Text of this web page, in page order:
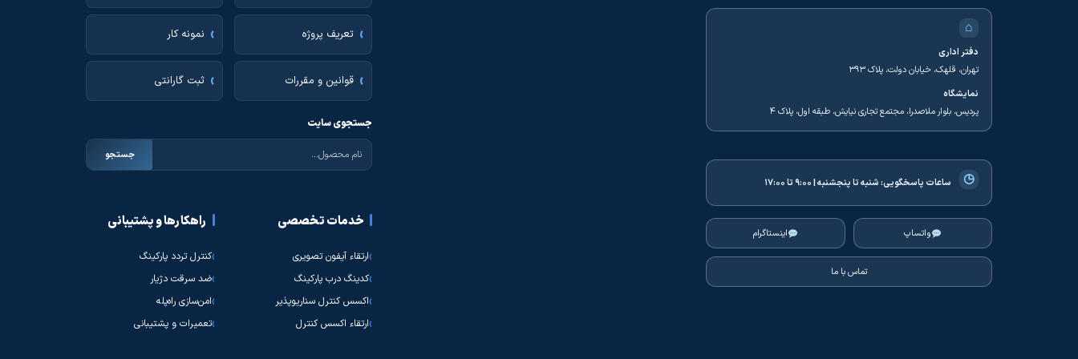
⌂
دفتر اداری
تهران، قلهک، خیابان دولت، پلاک ۳۹۳
نمایشگاه
پردیس، بلوار ملاصدرا، مجتمع تجاری نیایش، طبقه اول، پلاک ۴
◷ ساعات پاسخگویی:شنبه تا پنجشنبه | ۹:۰۰ تا ۱۷:۰۰
واتساپ اینستاگرام
تماس با ما
تعریف پروژه نمونه کار
قوانین و مقررات ثبت گارانتی
جستجوی سایت
جستجو
خدمات تخصصی
ارتقاء آیفون تصویری
کدینگ درب پارکینگ
اکسس کنترل سناریوپذیر
ارتقاء اکسس کنترل
راهکارها و پشتیبانی
کنترل تردد پارکینگ
ضد سرقت دژیار
امن‌سازی راه‌پله
تعمیرات و پشتیبانی